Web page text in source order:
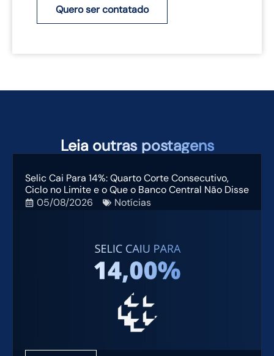
Quero ser contatado
Leia outras postagens
Selic Cai Para 14%: Quarto Corte Consecutivo,
Ciclo no Limite e o Que o Banco Central Não Disse
05/08/2026
Notícias